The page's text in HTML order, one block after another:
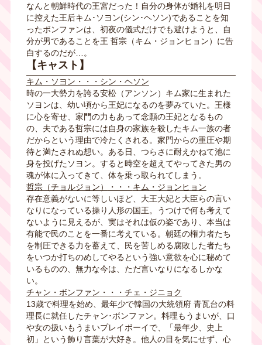
なんと朝鮮時代の王宮だった！自分の身体が婚礼を明日
に控えた王后キム･ソヨン(シン･ヘソン)であることを知
ったボンファンは、初夜の儀式だけでも避けようと、自
分が男であることを王 哲宗（キム・ジョンヒョン）に告
白するのだが…。
【キャスト】
キム・ソヨン・・・シン・ヘソン
時の一大勢力を誇る安松（アンソン）キム家に生まれた
ソヨンは、幼い頃から王妃になるのを夢みていた。王様
に心を寄せ、家門の力もあって念願の王妃となるもの
の、夫である哲宗には自身の家族を殺したキム一族の者
だからという理由で冷たくされる。家門からの重圧や期
待と満たされぬ想い。ある日、つらさに耐えかねて池に
身を投げたソヨン。すると時空を超えてやってきた男の
魂が体に入ってきて、体を乗っ取られてしまう。
哲宗（チョルジョン）
・・・ キム・ジョンヒョン
存在意義がないに等しいほど、大王大妃と大臣らの言い
なりになっている操り人形の国王。うつけで何も考えて
ないように見えるが、実はそれは仮の姿であり、本当は
有能で民のことを一番に考えている。朝廷の権力者たち
を制圧できる力を蓄えて、民を苦しめる腐敗した者たち
をいつか打ちのめしてやるという強い意欲を心に秘めて
いるものの、無力な今は、ただ言いなりになるしかな
い。
チャン・ボンファン ・・・ チェ・ジニョク
13歳で料理を始め、最年少で韓国の大統領府 青瓦台の料
理長に就任したチャン･ボンファン。料理もうまいが、口
や女の扱いもうまいプレイボーイで、「最年少、史上
初」という飾り言葉が大好き。他人の目を気にせず、心